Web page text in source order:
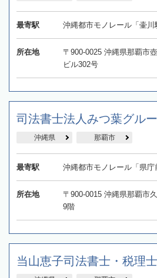
最寄駅 沖縄都市モノレール「壷川
所在地
〒900-0025 沖縄県那覇市
ビル302号
司法書士法人みつ葉グル
沖縄県 那覇市
最寄駅 沖縄都市モノレール「県庁
所在地
〒900-0015 沖縄県那覇市
9階
当山恵子司法書士・税理